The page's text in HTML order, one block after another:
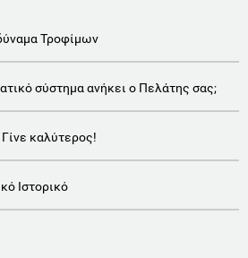
Τροφίμων
σύστημα ανήκει ο Πελάτης σας;
Γίνε καλύτερος!
Ιστορικό